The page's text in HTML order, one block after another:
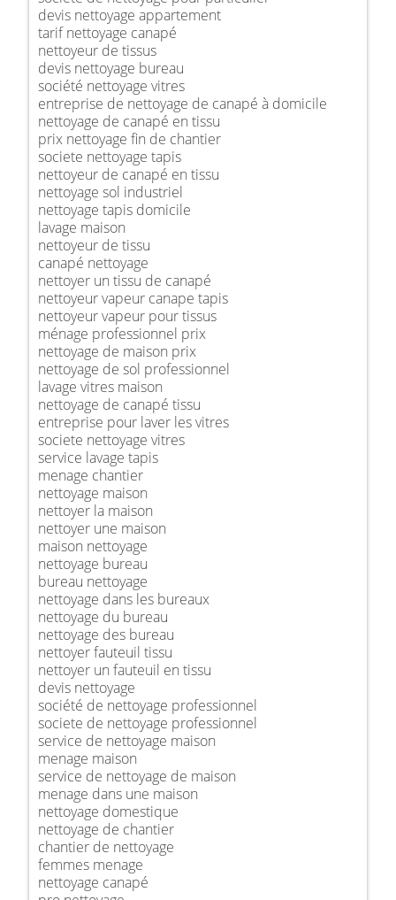
devis nettoyage appartement
tarif nettoyage canapé
nettoyeur de tissus
devis nettoyage bureau
société nettoyage vitres
entreprise de nettoyage de canapé à domicile
nettoyage de canapé en tissu
prix nettoyage fin de chantier
societe nettoyage tapis
nettoyeur de canapé en tissu
nettoyage sol industriel
nettoyage tapis domicile
lavage maison
nettoyeur de tissu
canapé nettoyage
nettoyer un tissu de canapé
nettoyeur vapeur canape tapis
nettoyeur vapeur pour tissus
ménage professionnel prix
nettoyage de maison prix
nettoyage de sol professionnel
lavage vitres maison
nettoyage de canapé tissu
entreprise pour laver les vitres
societe nettoyage vitres
service lavage tapis
menage chantier
nettoyage maison
nettoyer la maison
nettoyer une maison
maison nettoyage
nettoyage bureau
bureau nettoyage
nettoyage dans les bureaux
nettoyage du bureau
nettoyage des bureau
nettoyer fauteuil tissu
nettoyer un fauteuil en tissu
devis nettoyage
société de nettoyage professionnel
societe de nettoyage professionnel
service de nettoyage maison
menage maison
service de nettoyage de maison
menage dans une maison
nettoyage domestique
nettoyage de chantier
chantier de nettoyage
femmes menage
nettoyage canapé